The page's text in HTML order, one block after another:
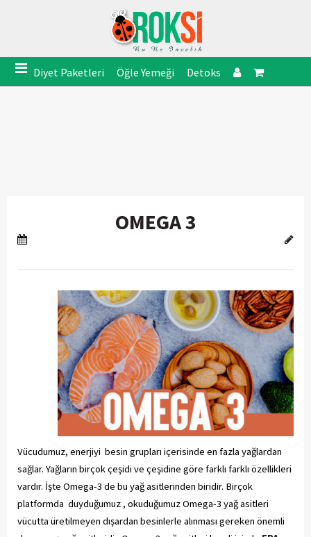
Diyet Paketleri Öğle Yemeği Detoks
OMEGA 3
Vücudumuz, enerjiyi besin grupları içerisinde en fazla yağlardan
sağlar. Yağların birçok çeşidi ve çeşidine göre farklı farklı özellikleri
vardır. İşte Omega-3 de bu yağ asitlerinden biridir. Birçok
platformda duyduğumuz , okuduğumuz Omega-3 yağ asitleri
vücutta üretilmeyen dışardan besinlerle alınması gereken önemli